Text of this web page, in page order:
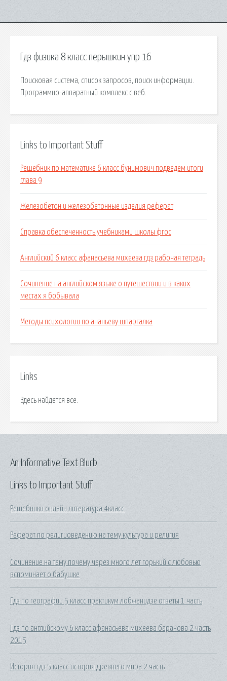
Гдз физика 8 класс перышкин упр 16
Поисковая сиcтема, список запросов, поиск информации.
Программно-аппаратный комплекс с веб.
Links to Important Stuff
Решебник по математике 6 класс бунимович подведем итоги
глава 9
Железобетон и железобетонные изделия реферат
Справка обеспеченность учебниками школы фгос
Английский 6 класс афанасьева михеева гдз рабочая тетрадь
Сочинение на английском языке о путешествии и в каких
местах я бобывала
Методы психологии по ананьеву шпаргалка
Links
Здесь найдется все.
Links to Important Stuff
Решебники онлайн литература 4класс
Реферат по религиоведению на тему культура и религия
Сочинение на тему почему через много лет горький с любовью
вспоминает о бабушке
Гдз по географии 5 класс практикум лобжанидзе ответы 1 часть
Гдз по английскому 6 класс афанасьева михеева баранова 2 часть
2015
История гдз 5 класс история древнего мира 2 часть
An Informative Text Blurb